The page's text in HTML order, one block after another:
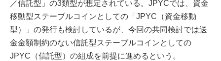
／信託型」の3類型が想定されている。JPYCでは、資金
移動型ステーブルコインとしての「JPYC（資金移動
型）」の発行も検討しているが、今回の共同検討では送
金金額制約のない信託型ステーブルコインとしての
JPYC（信託型）の組成を前提に進めるという。